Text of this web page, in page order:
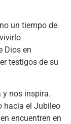
un tiempo de
Dios en
testigos de su
y nos inspira.
hacia el Jubileo
encuentren en